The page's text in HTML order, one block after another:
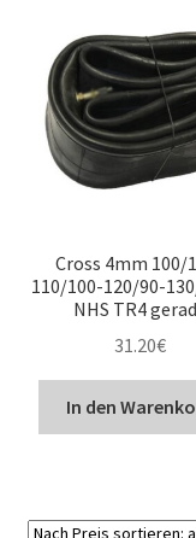
Cross 4mm 100/
110/100-120/90-
NHS TR4
31.20€
In den